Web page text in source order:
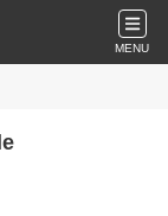
MENU